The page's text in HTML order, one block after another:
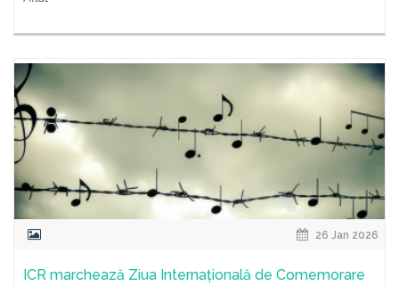
26 Jan 2026
ICR marchează Ziua Internațională de Comemorare